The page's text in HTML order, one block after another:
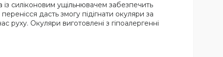
силіконовим ущільнювачем забезпечить
дасть змогу підігнати окуляри за
Окуляри виготовлені з гіпоалергенні